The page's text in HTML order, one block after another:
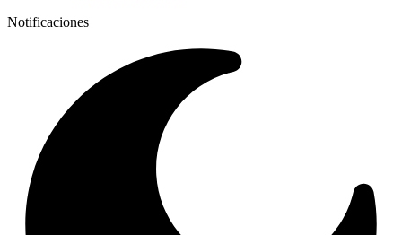
Notificaciones